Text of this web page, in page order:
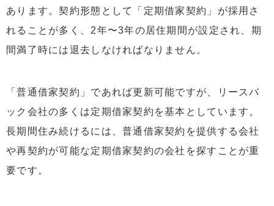
あります。契約形態として「定期借家契約」が採用さ
れることが多く、2年〜3年の居住期間が設定され、期
間満了時には退去しなければなりません。
「普通借家契約」であれば更新可能ですが、リースバ
ック会社の多くは定期借家契約を基本としています。
長期間住み続けるには、普通借家契約を提供する会社
や再契約が可能な定期借家契約の会社を探すことが重
要です。